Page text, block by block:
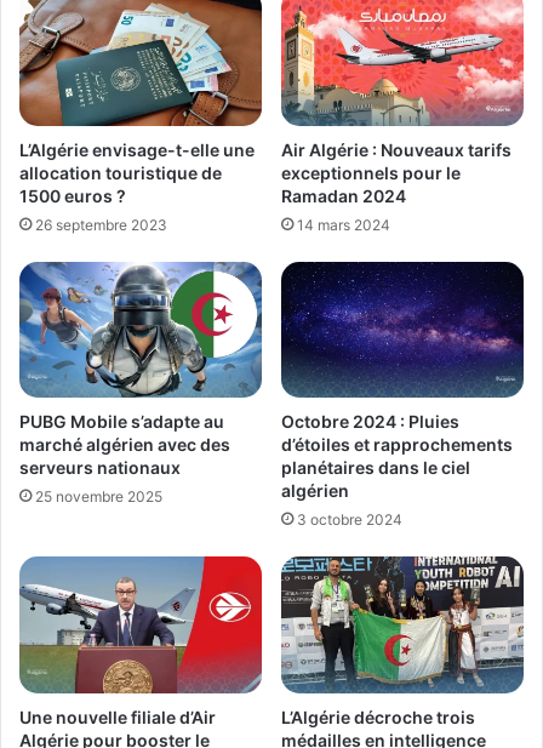
L’Algérie envisage-t-elle une
allocation touristique de
1500 euros ?
26 septembre 2023
Air Algérie : Nouveaux tarifs
exceptionnels pour le
Ramadan 2024
14 mars 2024
PUBG Mobile s’adapte au
marché algérien avec des
serveurs nationaux
25 novembre 2025
Octobre 2024 : Pluies
d’étoiles et rapprochements
planétaires dans le ciel
algérien
3 octobre 2024
Une nouvelle filiale d’Air
Algérie pour booster le
L’Algérie décroche trois
médailles en intelligence